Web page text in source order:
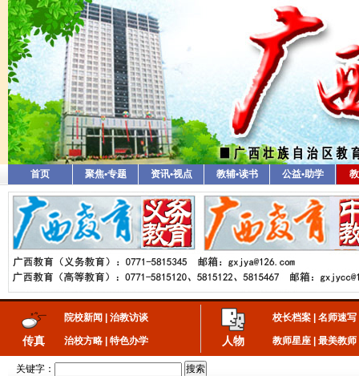
首页 聚焦•专题 资讯•视点 教辅•读书 公益•助学
传真
院校新闻 治教访谈
治校方略 特色办学 人物
校长档案 名师速写
教师星座 最美教师
关键字： 搜索